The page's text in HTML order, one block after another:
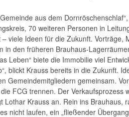
aus dem
70 weiteren Personen in
viele Ideen für die Zukunft. Vorträge,
in den früheren Brauhaus-
Leben“ biete die Immobilie viel
blickt Krauss bereits in die Zukunft.
Gemeindemitgliedern gemeinsam.
FCG trennen. Der Verkaufsprozess
Lothar Krauss an. Rein ins Brauhaus,
nicht laufen, ein „fließender